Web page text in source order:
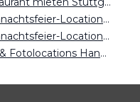
Weihnachtsfeier-Locations Nürnberg
Weihnachtsfeier-Locations Bonn
Film & Fotolocations Hannover